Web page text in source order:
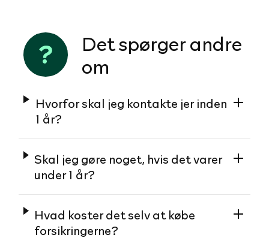
Det spørger andre
om
Hvorfor skal jeg kontakte jer inden
1 år?
Skal jeg gøre noget, hvis det varer
under 1 år?
Hvad koster det selv at købe
forsikringerne?